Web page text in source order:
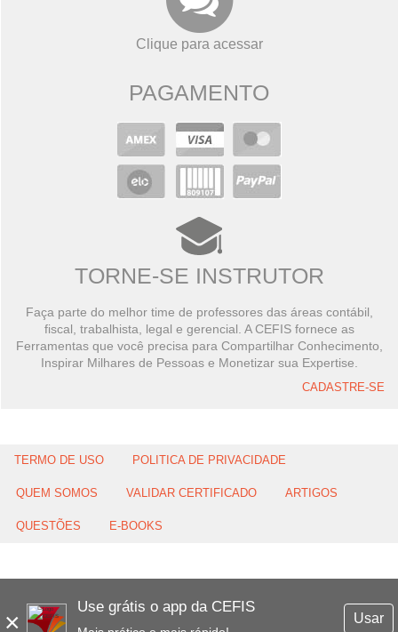
×
Use grátis o app da CEFIS
Usar
Clique para acessar
PAGAMENTO
TORNE-SE INSTRUTOR
Faça parte do melhor time de professores das áreas contábil,
fiscal, trabalhista, legal e gerencial. A CEFIS fornece as
Ferramentas que você precisa para Compartilhar Conhecimento,
Inspirar Milhares de Pessoas e Monetizar sua Expertise.
CADASTRE-SE
TERMO DE USO POLITICA DE PRIVACIDADE
QUEM SOMOS VALIDAR CERTIFICADO ARTIGOS
QUESTÕES E-BOOKS